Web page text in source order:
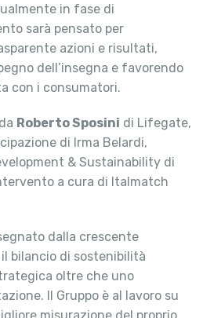
in fase di
sarà pensato per
azioni e risultati,
dell’insegna e favorendo
con i consumatori.
Roberto Sposini di Lifegate,
di Irma Belardi,
& Sustainability di
a cura di Italmatch
dalla crescente
bilancio di sostenibilità
oltre che uno
Il Gruppo è al lavoro su
misurazione del proprio